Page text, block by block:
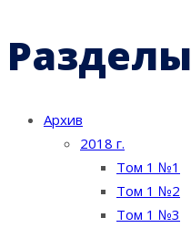
Разделы
Архив
2018 г.
Том 1 №1
Том 1 №2
Том 1 №3